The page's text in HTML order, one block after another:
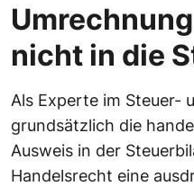
nicht in die
Als Experte im Steuer-
grundsätzlich die
Ausweis in der
Handelsrecht eine